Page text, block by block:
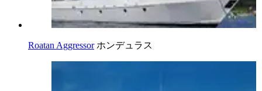
Roatan Aggressor ホンデュラス